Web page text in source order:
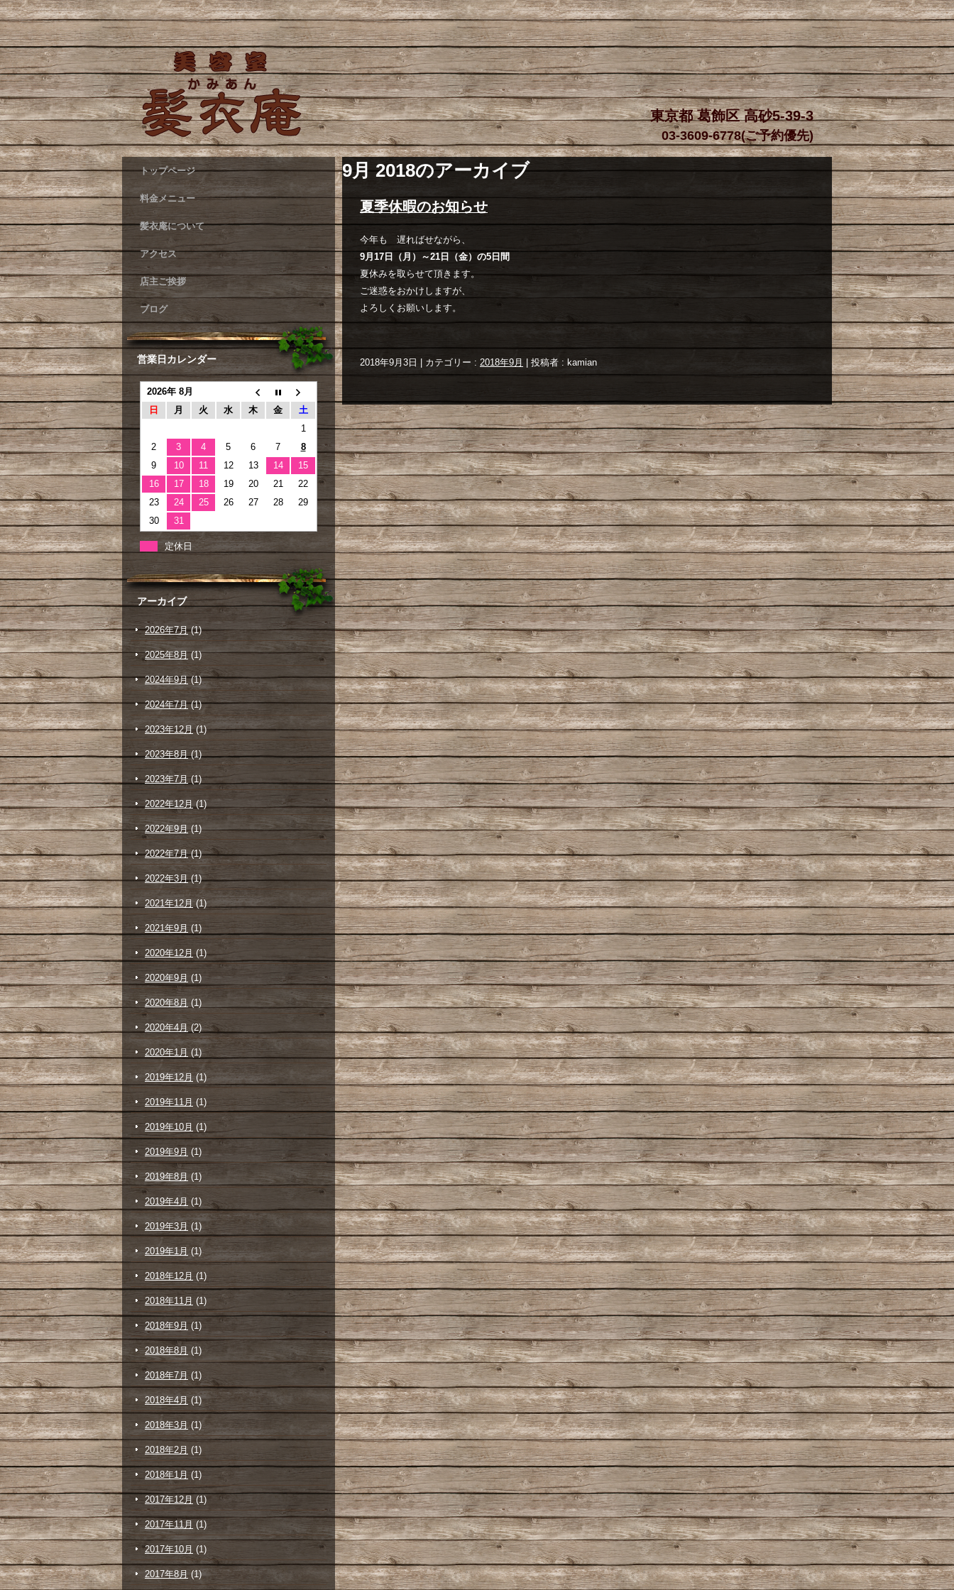
東京都 葛飾区 高砂5-39-3
03-3609-6778(ご予約優先)
9月 2018のアーカイブ
夏季休暇のお知らせ
今年も 遅ればせながら、
9月17日（月）～21日（金）の5日間
夏休みを取らせて頂きます。
ご迷惑をおかけしますが、
よろしくお願いします。
2018年9月3日 | カテゴリー : 2018年9月 | 投稿者 : kamian
トップページ
料金メニュー
髪衣庵について
アクセス
店主ご挨拶
ブログ
営業日カレンダー
2026年 8月
日
月 火 水 木 金
土
1
2
3 4 5 6 7
8
9
10 11 12 13 14
15
16
17 18 19 20 21
22
23
24 25 26 27 28
29
30
31
定休日
アーカイブ
2026年7月(1)
2025年8月(1)
2024年9月(1)
2024年7月(1)
2023年12月(1)
2023年8月(1)
2023年7月(1)
2022年12月(1)
2022年9月(1)
2022年7月(1)
2022年3月(1)
2021年12月 (1)
2021年9月 (1)
2020年12月(1)
2020年9月 (1)
2020年8月 (1)
2020年4月(2)
2020年1月 (1)
2019年12月(1)
2019年11月 (1)
2019年10月 (1)
2019年9月 (1)
2019年8月 (1)
2019年4月 (1)
2019年3月 (1)
2019年1月 (1)
2018年12月 (1)
2018年11月 (1)
2018年9月 (1)
2018年8月 (1)
2018年7月 (1)
2018年4月 (1)
2018年3月 (1)
2018年2月 (1)
2018年1月 (1)
2017年12月 (1)
2017年11月 (1)
2017年10月 (1)
2017年8月(1)